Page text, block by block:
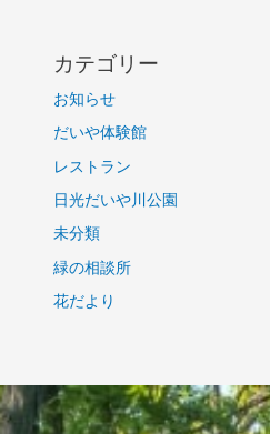
カテゴリー
お知らせ
だいや体験館
レストラン
日光だいや川公園
未分類
緑の相談所
花だより